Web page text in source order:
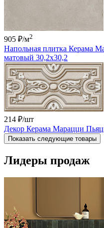
905 ₽/м2
Напольная плитка Керама
матовый 30,2x30,2
214 ₽/шт
Декор Керама Марацци
Показать следующие товары
Лидеры продаж